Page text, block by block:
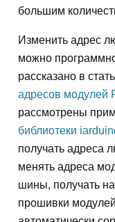
большим
Изменить адрес
можно
рассказано в
адресов модулей
рассмотрены
библиотеки
получать адреса
менять адреса
шины, получать
прошивки